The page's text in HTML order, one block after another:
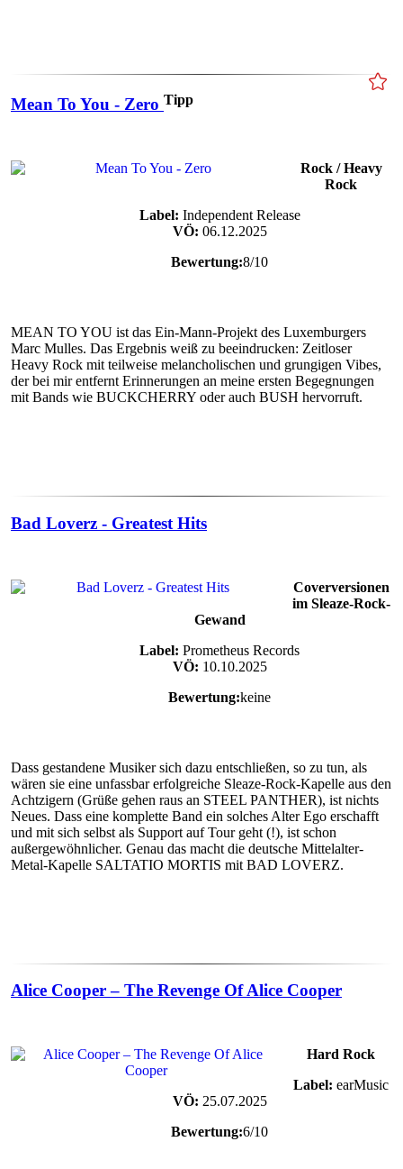
Mean To You - Zero Tipp
Rock / Heavy
Rock
Label: Independent Release
VÖ: 06.12.2025
Bewertung:8/10
MEAN TO YOU ist das Ein-Mann-Projekt des Luxemburgers
Marc Mulles. Das Ergebnis weiß zu beeindrucken: Zeitloser
Heavy Rock mit teilweise melancholischen und grungigen Vibes,
der bei mir entfernt Erinnerungen an meine ersten Begegnungen
mit Bands wie BUCKCHERRY oder auch BUSH hervorruft.
Bad Loverz - Greatest Hits
Coverversionen
im Sleaze-Rock-
Gewand
Label: Prometheus Records
VÖ: 10.10.2025
Bewertung:keine
Dass gestandene Musiker sich dazu entschließen, so zu tun, als
wären sie eine unfassbar erfolgreiche Sleaze-Rock-Kapelle aus den
Achtzigern (Grüße gehen raus an STEEL PANTHER), ist nichts
Neues. Dass eine komplette Band ein solches Alter Ego erschafft
und mit sich selbst als Support auf Tour geht (!), ist schon
außergewöhnlicher. Genau das macht die deutsche Mittelalter-
Metal-Kapelle SALTATIO MORTIS mit BAD LOVERZ.
Alice Cooper – The Revenge Of Alice Cooper
Hard Rock
Label: earMusic
VÖ: 25.07.2025
Bewertung:6/10